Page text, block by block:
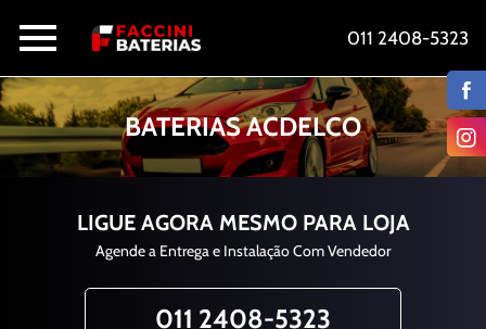
011 2408-5323
BATERIAS ACDELCO
LIGUE AGORA MESMO PARA LOJA
Agende a Entrega e Instalação Com Vendedor
011 2408-5323